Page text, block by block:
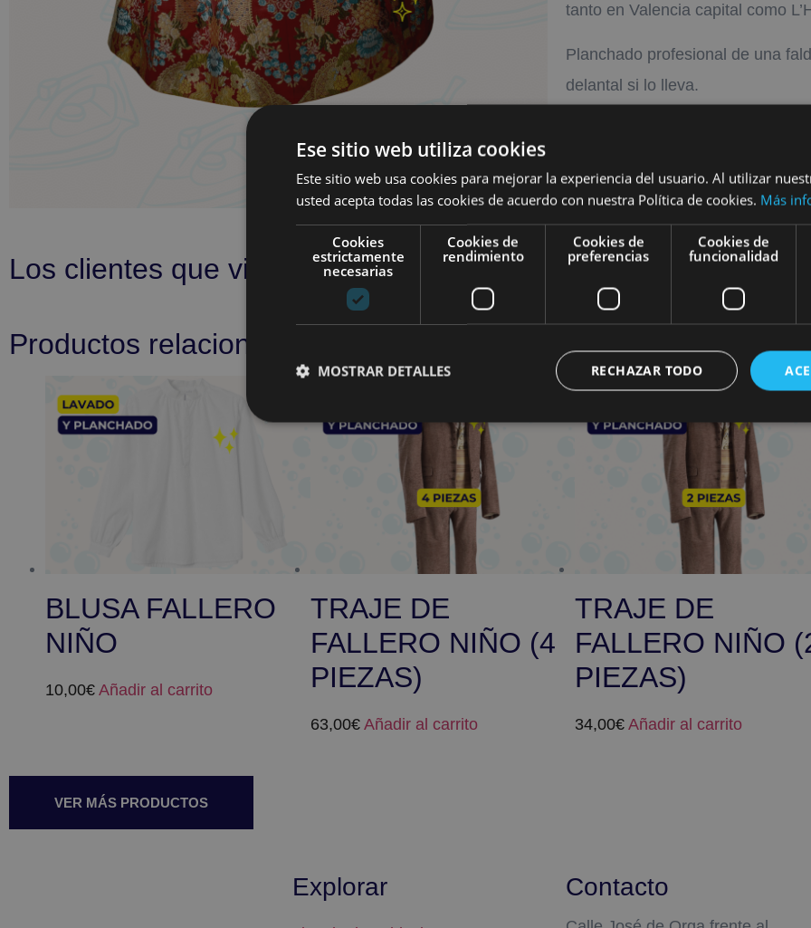
tanto en Valencia capital como
Planchado profesional de una
delantal si lo lleva.
Se devuelve con funda y en
Servicio a domicilio gratuito
Los clientes que vieron este producto también vieron
Productos relacionados
BLUSA FALLERO
NIÑO
10,00€ Añadir al carrito
TRAJE DE
FALLERO NIÑO (4
PIEZAS)
63,00€ Añadir al carrito
TRAJE DE
FALLERO NIÑO
PIEZAS)
34,00€ Añadir al carrito
VER MÁS PRODUCTOS
Explorar Contacto
Ese sitio web utiliza cookies
Este sitio web usa cookies para mejorar la experiencia del usuario. Al utilizar
usted acepta todas las cookies de acuerdo con nuestra Política de cookies. Más
Cookies
estrictamente
necesarias
Cookies de
rendimiento
Cookies de
preferencias
Cookies de
funcionalidad
RECHAZAR TODO
MOSTRAR DETALLES